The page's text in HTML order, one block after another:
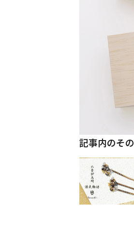
記事内のそ